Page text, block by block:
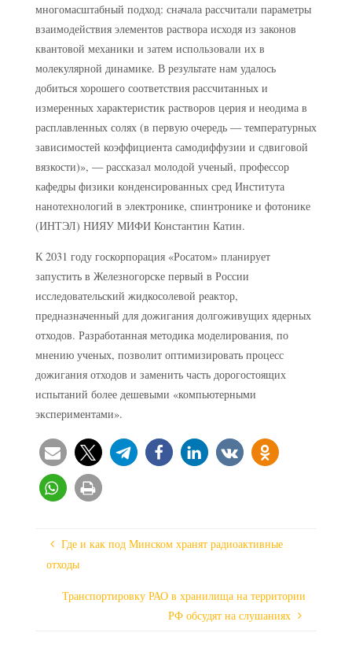
многомасштабный подход: сначала рассчитали параметры
взаимодействия элементов раствора исходя из законов
квантовой механики и затем использовали их в
молекулярной динамике. В результате нам удалось
добиться хорошего соответствия рассчитанных и
измеренных характеристик растворов церия и неодима в
расплавленных солях (в первую очередь — температурных
зависимостей коэффициента самодиффузии и сдвиговой
вязкости)», — рассказал молодой ученый, профессор
кафедры физики конденсированных сред Института
нанотехнологий в электронике, спинтронике и фотонике
(ИНТЭЛ) НИЯУ МИФИ Константин Катин.
К 2031 году госкорпорация «Росатом» планирует
запустить в Железногорске первый в России
исследовательский жидкосолевой реактор,
предназначенный для дожигания долгоживущих ядерных
отходов. Разработанная методика моделирования, по
мнению ученых, позволит оптимизировать процесс
дожигания отходов и заменить часть дорогостоящих
испытаний более дешевыми «компьютерными
экспериментами».
Где и как под Минском хранят радиоактивные
отходы
Транспортировку РАО в хранилища на территории
РФ обсудят на слушаниях